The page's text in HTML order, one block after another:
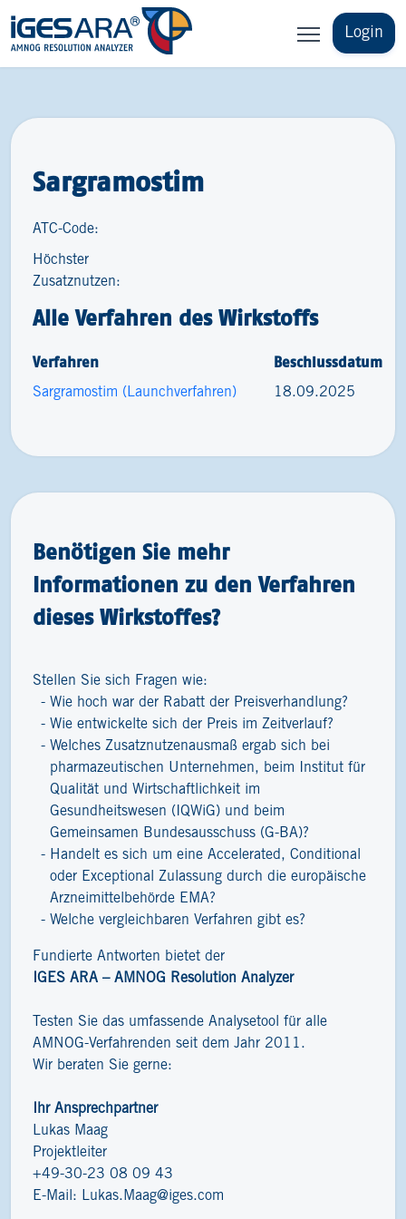
Login
Sargramostim
ATC-Code:
Höchster
Zusatznutzen:
Alle Verfahren des Wirkstoffs
Verfahren Beschlussdatum
Sargramostim (Launchverfahren) 18.09.2025
Benötigen Sie mehr
Informationen zu den Verfahren
dieses Wirkstoffes?
Stellen Sie sich Fragen wie:
Wie hoch war der Rabatt der Preisverhandlung?
Wie entwickelte sich der Preis im Zeitverlauf?
Welches Zusatznutzenausmaß ergab sich bei
pharmazeutischen Unternehmen, beim Institut für
Qualität und Wirtschaftlichkeit im
Gesundheitswesen (IQWiG) und beim
Gemeinsamen Bundesausschuss (G-BA)?
Handelt es sich um eine Accelerated, Conditional
oder Exceptional Zulassung durch die europäische
Arzneimittelbehörde EMA?
Welche vergleichbaren Verfahren gibt es?
Fundierte Antworten bietet der
IGES ARA – AMNOG Resolution Analyzer
Testen Sie das umfassende Analysetool für alle
AMNOG-Verfahrenden seit dem Jahr 2011.
Wir beraten Sie gerne:
Ihr Ansprechpartner
Lukas Maag
Projektleiter
+49-30-23 08 09 43
E-Mail: Lukas.Maag@iges.com